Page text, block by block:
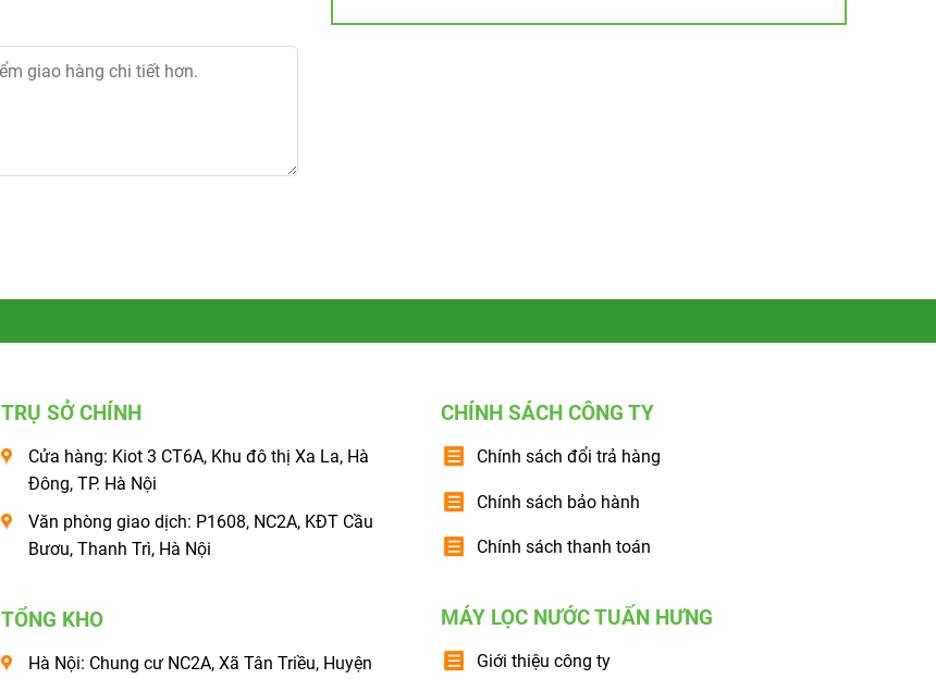
TRỤ SỞ CHÍNH
Cửa hàng: Kiot 3 CT6A, Khu đô thị Xa La, Hà
Đông, TP. Hà Nội
Văn phòng giao dịch: P1608, NC2A, KĐT Cầu
Bươu, Thanh Trì, Hà Nội
TỔNG KHO
Hà Nội: Chung cư NC2A, Xã Tân Triều, Huyện
CHÍNH SÁCH CÔNG TY
Chính sách đổi trả hàng
Chính sách bảo hành
Chính sách thanh toán
MÁY LỌC NƯỚC TUẤN HƯNG
Giới thiệu công ty